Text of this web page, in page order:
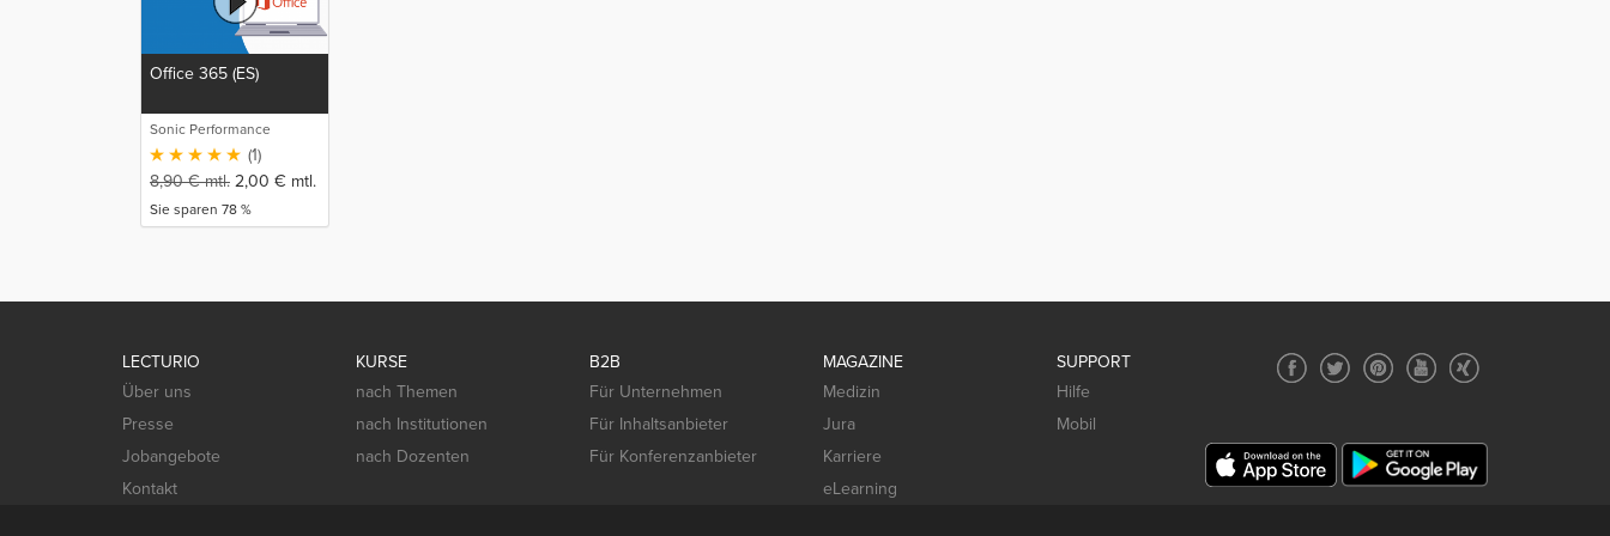
Office 365 (ES)
Sonic Performance
(1)
8,90€mtl. 2,00 € mtl.
Sie sparen 78 %
LECTURIO
Über uns
Presse
Jobangebote
Kontakt
KURSE
nach Themen
nach Institutionen
nach Dozenten
B2B
Für Unternehmen
Für Inhaltsanbieter
Für Konferenzanbieter
MAGAZINE
Medizin
Jura
Karriere
eLearning
SUPPORT
Hilfe
Mobil